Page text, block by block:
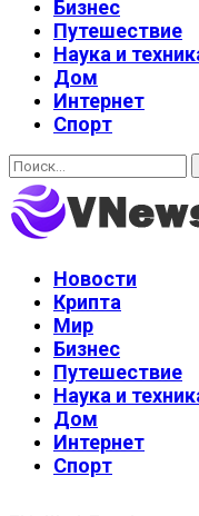
Бизнес
Путешествие
Наука и
Дом
Интернет
Спорт
Найти:
Новости
Крипта
Мир
Бизнес
Путешествие
Наука и
Дом
Интернет
Спорт